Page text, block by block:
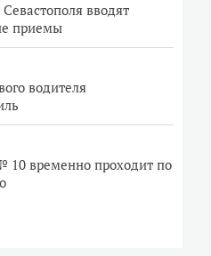
вводят
приемы
водителя
10 временно проходит по